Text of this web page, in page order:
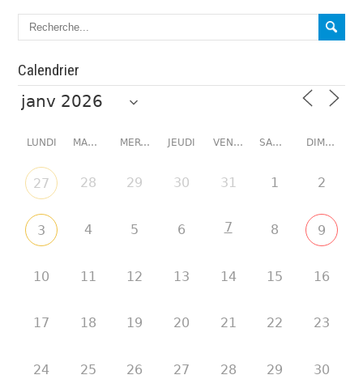
Calendrier
LUNDI MARDI MERCREDI JEUDI VENDREDI SAMEDI DIMANCHE
27 28 29 30 31 1 2
3 4 5 6 7 8 9
10 11 12 13 14 15 16
17 18 19 20 21 22 23
24 25 26 27 28 29 30